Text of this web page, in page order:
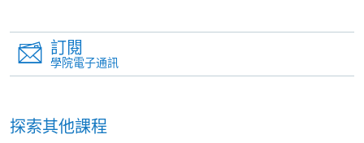
*信用咭網上繳費服務- 申請人可以 VISA 或
Mastercard（包括「香港大學專業進修學院
Mastercard卡」）繳付學費。
月免息分期付款優惠，必須親臨本學院設有報名服務的教
訂閱
學院電子通訊
探索其他課程